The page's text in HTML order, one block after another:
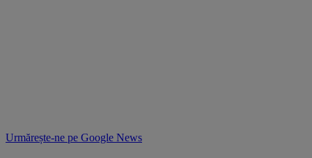
Urmărește-ne pe Google News